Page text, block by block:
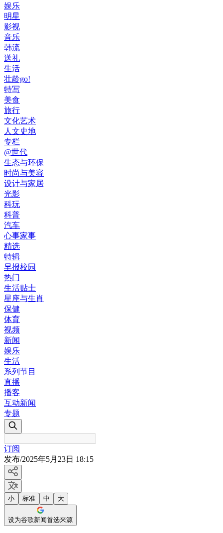
娱乐
明星
影视
音乐
韩流
送礼
生活
壮龄go!
特写
美食
旅行
文化艺术
人文史地
专栏
@世代
生态与环保
时尚与美容
设计与家居
光影
科玩
科普
汽车
心事家事
精选
特辑
早报校园
热门
生活贴士
星座与生肖
保健
体育
视频
新闻
娱乐
生活
系列节目
直播
播客
互动新闻
专题
订阅
发布/2025年5月23日 18:15
小 标准 中 大
设为谷歌新闻首选来源